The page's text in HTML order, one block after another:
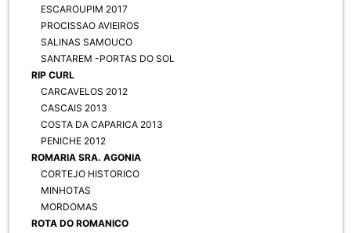
ESCAROUPIM 2017
PROCISSAO AVIEIROS
SALINAS SAMOUCO
SANTAREM -PORTAS DO SOL
RIP CURL
CARCAVELOS 2012
CASCAIS 2013
COSTA DA CAPARICA 2013
PENICHE 2012
ROMARIA SRA. AGONIA
CORTEJO HISTORICO
MINHOTAS
MORDOMAS
ROTA DO ROMANICO